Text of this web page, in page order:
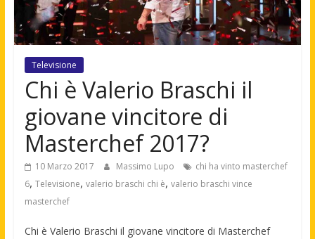
Televisione
Chi è Valerio Braschi il
giovane vincitore di
Masterchef 2017?
10 Marzo 2017 Massimo Lupo
chi ha vinto masterchef
6, Televisione, valerio braschi chi è, valerio braschi vince
masterchef
Chi è Valerio Braschi il giovane vincitore di Masterchef